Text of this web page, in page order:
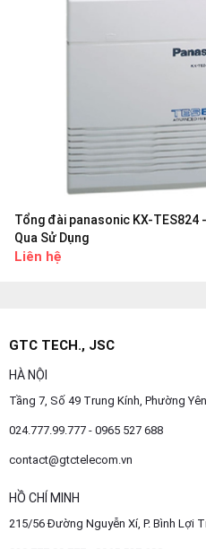
Tổng đài panasonic KX-TES824
Qua Sử Dụng
Liên hệ
GTC TECH., JSC
HÀ NỘI
Tầng 7, Số 49 Trung Kính, Phường
024.777.99.777 - 0965 527 688
contact@gtctelecom.vn
HỒ CHÍ MINH
215/56 Đường Nguyễn Xí, P. Bình Lợi